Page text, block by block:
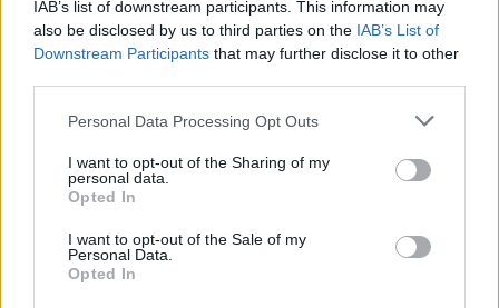
IAB’s list of downstream participants. This information may
also be disclosed by us to third parties on the IAB’s List of
Downstream Participants that may further disclose it to other
Please note that this website/app uses one or more Google
not limited to your visit or usage behaviour. You may click to
grant or deny consent to Google and its third-party tags to
use your data for below specified purposes in below Google
consent section.
Personal Data Processing Opt Outs
I want to opt-out of the Sharing of my
personal data.
Opted In
I want to opt-out of the Sale of my
Personal Data.
Opted In
κάνουν παιδιά. Είχε σοφία που πολλές
φορές χρειάζεται μια ζωή για να
αποκτήσεις κι εκείνος την είχε στα 31
χρόνια του».
χιλιάδες κόσμου απόψε εδώ, ο
πρόεδρος των ΗΠΑ. Είχε τέτοια
επιρροή στα 31 του. Θα τον
θυμόμαστε για αυτό».